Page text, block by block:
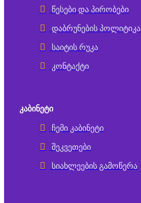
წესები და პირობები
დაბრუნების პოლიტიკა
საიტის რუკა
კონტაქტი
ᲙᲐᲑᲘᲜᲔᲢᲘ
ჩემი კაბინეტი
შეკვეთები
სიახლეების გამოწერა